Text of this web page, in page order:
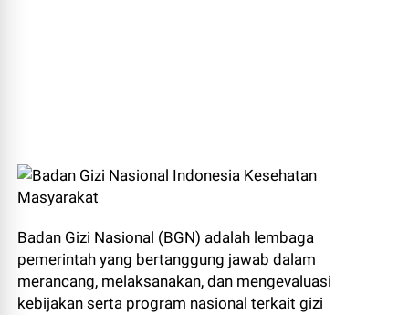
Badan Gizi Nasional (BGN) adalah lembaga
pemerintah yang bertanggung jawab dalam
merancang, melaksanakan, dan mengevaluasi
kebijakan serta program nasional terkait gizi